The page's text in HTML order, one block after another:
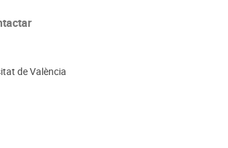
de València